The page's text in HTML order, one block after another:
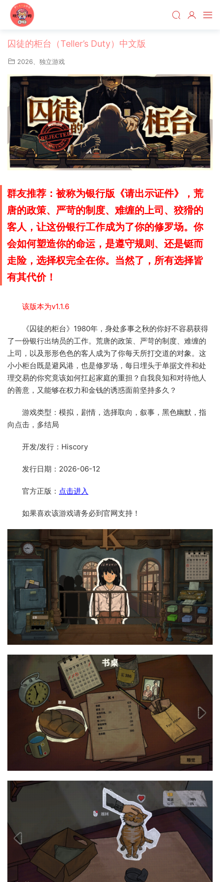
囚徒的柜台（Teller’s Duty）中文版
2026 独立游戏
群友推荐：被称为银行版《请出示证件》，荒
唐的政策、严苛的制度、难缠的上司、狡猾的
客人，让这份银行工作成为了你的修罗场。你
会如何塑造你的命运，是遵守规则、还是铤而
走险，选择权完全在你。当然了，所有选择皆
有其代价！
该版本为v1.1.6
《囚徒的柜台》1980年，身处多事之秋的你好不容易获得
了一份银行出纳员的工作。荒唐的政策、严苛的制度、难缠的
上司，以及形形色色的客人成为了你每天所打交道的对象。这
小小柜台既是避风港，也是修罗场，每日埋头于单据文件和处
理交易的你究竟该如何扛起家庭的重担？自我良知和对待他人
的善意，又能够在权力和金钱的诱惑面前坚持多久？
游戏类型：模拟，剧情，选择取向，叙事，黑色幽默，指
向点击，多结局
开发/发行：Hiscory
发行日期：2026-06-12
官方正版： 点击进入
如果喜欢该游戏请务必到官网支持！